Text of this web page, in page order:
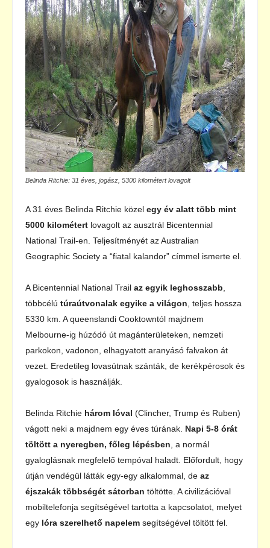
Belinda Ritchie: 31 éves, jogász, 5300 kilométert lovagolt
A 31 éves Belinda Ritchie közel egy év alatt több mint
5000 kilométert lovagolt az ausztrál Bicentennial
National Trail-en. Teljesítményét az Australian
Geographic Society a “fiatal kalandor” címmel ismerte el.
A Bicentennial National Trail az egyik leghosszabb
többcélú túraútvonalak egyike a világon , teljes hossza
5330 km. A queenslandi Cooktowntól majdnem
Melbourne-ig húzódó út magánterületeken, nemzeti
parkokon, vadonon, elhagyatott aranyásó falvakon át
vezet. Eredetileg lovasútnak szánták, de kerékpérosok és
gyalogosok is használják.
Belinda Ritchie három lóval (Clincher, Trump és Ruben)
vágott neki a majdnem egy éves túrának. Napi 5-8 órát
töltött a nyeregben, főleg lépésben , a normál
gyaloglásnak megfelelő tempóval haladt. Előfordult, hogy
útján vendégül látták egy-egy alkalommal, de az
éjszakák többségét sátorban töltötte. A civilizációval
mobiltelefonja segítségével tartotta a kapcsolatot, melyet
egy lóra szerelhető napelem segítségével töltött fel.